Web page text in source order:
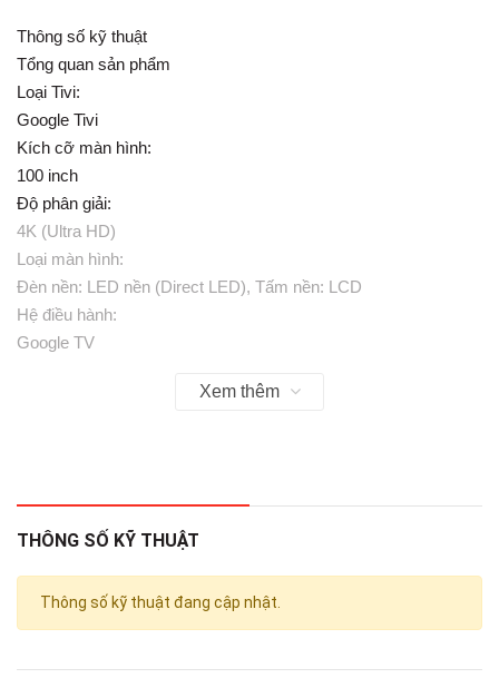
Thông số kỹ thuật
Tổng quan sản phẩm
Loại Tivi:
Google Tivi
Kích cỡ màn hình:
100 inch
Độ phân giải:
4K (Ultra HD)
Loại màn hình:
Đèn nền: LED nền (Direct LED), Tấm nền: LCD
Hệ điều hành:
Google TV
Nhựa
Chất liệu viền tivi:
Nơi sản xuất:
Xem thêm
THÔNG SỐ KỸ THUẬT
Thông số kỹ thuật đang cập nhật.